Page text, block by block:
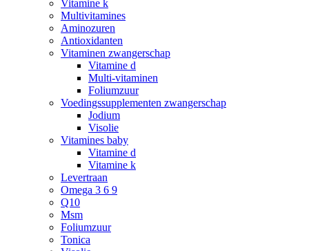
Vitamine k
Multivitamines
Aminozuren
Antioxidanten
Vitaminen zwangerschap
Vitamine d
Multi-vitaminen
Foliumzuur
Voedingssupplementen zwangerschap
Jodium
Visolie
Vitamines baby
Vitamine d
Vitamine k
Levertraan
Omega 3 6 9
Q10
Msm
Foliumzuur
Tonica